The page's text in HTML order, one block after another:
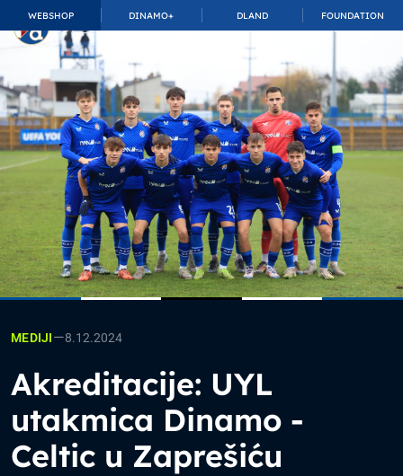
WEBSHOP DINAMO+ DLAND FOUNDATION
TOP_BAR.MembershipSuffix
MEDIJI—8.12.2024
Akreditacije: UYL
utakmica Dinamo -
Celtic u Zaprešiću